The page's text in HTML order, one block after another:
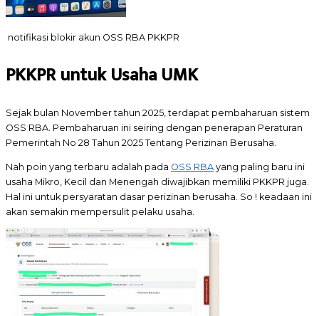
notifikasi blokir akun OSS RBA PKKPR
PKKPR untuk Usaha UMK
Sejak bulan November tahun 2025, terdapat pembaharuan sistem
OSS RBA. Pembaharuan ini seiring dengan penerapan Peraturan
Pemerintah No 28 Tahun 2025 Tentang Perizinan Berusaha.
Nah poin yang terbaru adalah pada OSS RBA yang paling baru ini
usaha Mikro, Kecil dan Menengah diwajibkan memiliki PKKPR juga.
Hal ini untuk persyaratan dasar perizinan berusaha. So ! keadaan ini
akan semakin mempersulit pelaku usaha.